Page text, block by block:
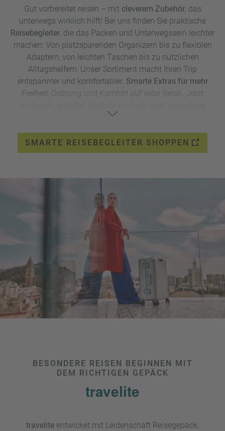
Gut vorbereitet reisen – mit cleverem Zubehör, das
unterwegs wirklich hilft! Bei uns finden Sie praktische
Reisebegleiter, die das Packen und Unterwegssein leichter
machen: Von platzsparenden Organizern bis zu flexiblen
Adaptern, von leichten Taschen bis zu nützlichen
Alltagshelfern: Unser Sortiment macht Ihren Trip
entspannter und komfortabler. Smarte Extras für mehr
Freiheit , Ordnung und Komfort auf jeder Reise. Jetzt
genießen!
Sparen Sie mit dem exklusiven RabattcodeMRB242026
SMARTE REISEBEGLEITER SHOPPEN
BESONDERE REISEN BEGINNEN MIT
DEM RICHTIGEN GEPÄCK
travelite
travelite entwicket mit Leidenschaft Reisegepäck,